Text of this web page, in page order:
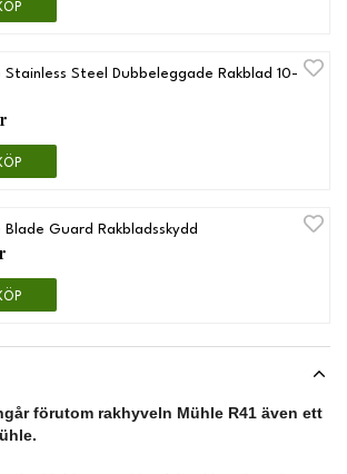
Stainless Steel Dubbeleggade Rakblad 10-
Blade Guard Rakbladsskydd
förutom rakhyveln Mühle R41 även ett